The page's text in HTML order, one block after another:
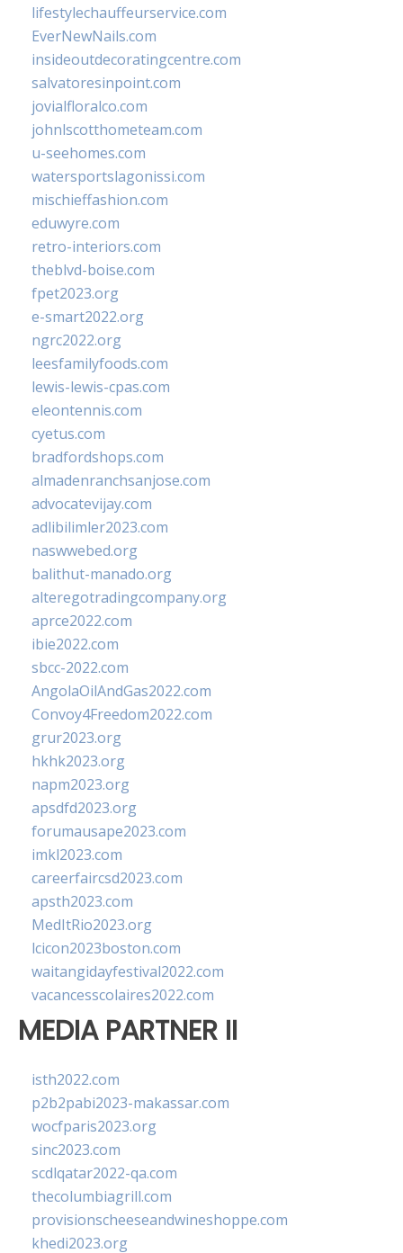
lifestylechauffeurservice.com
EverNewNails.com
insideoutdecoratingcentre.com
salvatoresinpoint.com
jovialfloralco.com
johnlscotthometeam.com
u-seehomes.com
watersportslagonissi.com
mischieffashion.com
eduwyre.com
retro-interiors.com
theblvd-boise.com
fpet2023.org
e-smart2022.org
ngrc2022.org
leesfamilyfoods.com
lewis-lewis-cpas.com
eleontennis.com
cyetus.com
bradfordshops.com
almadenranchsanjose.com
advocatevijay.com
adlibilimler2023.com
naswwebed.org
balithut-manado.org
alteregotradingcompany.org
aprce2022.com
ibie2022.com
sbcc-2022.com
AngolaOilAndGas2022.com
Convoy4Freedom2022.com
grur2023.org
hkhk2023.org
napm2023.org
apsdfd2023.org
forumausape2023.com
imkl2023.com
careerfaircsd2023.com
apsth2023.com
MedItRio2023.org
lcicon2023boston.com
waitangidayfestival2022.com
vacancesscolaires2022.com
MEDIA PARTNER II
isth2022.com
p2b2pabi2023-makassar.com
wocfparis2023.org
sinc2023.com
scdlqatar2022-qa.com
thecolumbiagrill.com
provisionscheeseandwineshoppe.com
khedi2023.org